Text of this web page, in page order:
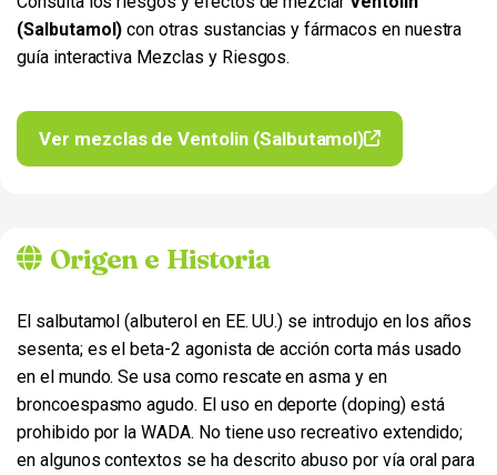
(Salbutamol) con otras sustancias y fármacos en nuestra
guía interactiva Mezclas y Riesgos.
Ver mezclas de Ventolin (Salbutamol)
Origen e Historia
El salbutamol (albuterol en EE. UU.) se introdujo en los años
sesenta; es el beta-2 agonista de acción corta más usado
en el mundo. Se usa como rescate en asma y en
broncoespasmo agudo. El uso en deporte (doping) está
prohibido por la WADA. No tiene uso recreativo extendido;
en algunos contextos se ha descrito abuso por vía oral para